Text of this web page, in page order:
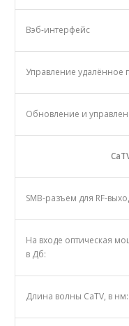
Вэб-интерфейс
Управление удалённое
Обновление и
SMB-разъем для RF-
На входе оптическая
в Дб:
Длина волны CaTV, в нм: